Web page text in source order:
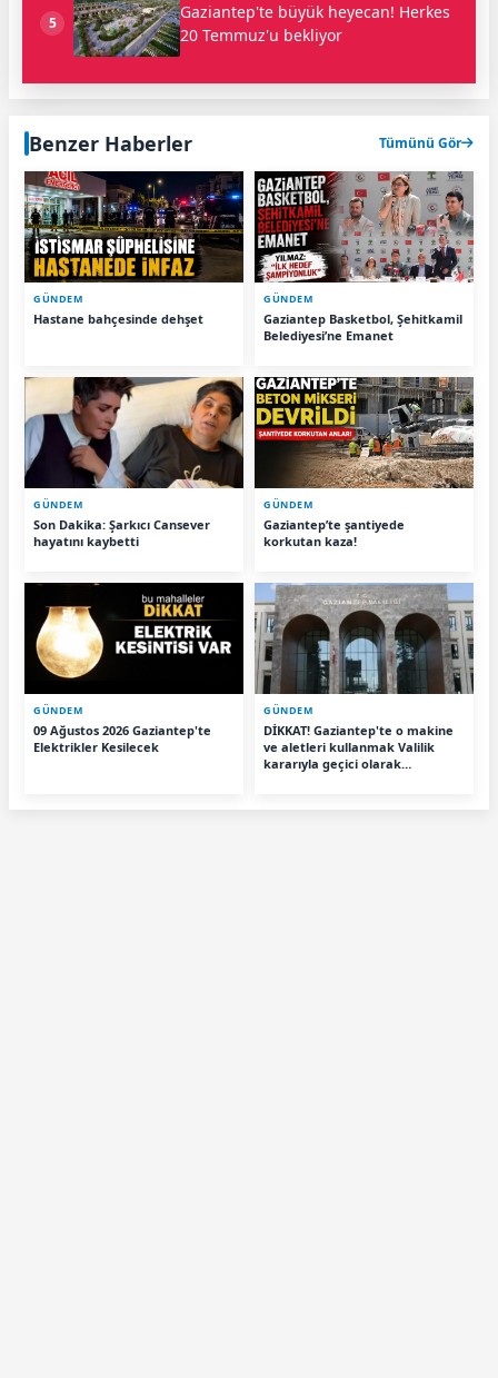
5
Gaziantep'te büyük heyecan! Herkes
20 Temmuz'u bekliyor
Benzer Haberler Tümünü Gör
GÜNDEM
Hastane bahçesinde dehşet
GÜNDEM
Gaziantep Basketbol, Şehitkamil
Belediyesi’ne Emanet
GÜNDEM
Son Dakika: Şarkıcı Cansever
hayatını kaybetti
GÜNDEM
Gaziantep’te şantiyede
korkutan kaza!
GÜNDEM
09 Ağustos 2026 Gaziantep'te
Elektrikler Kesilecek
GÜNDEM
DİKKAT! Gaziantep'te o makine
ve aletleri kullanmak Valilik
kararıyla geçici olarak